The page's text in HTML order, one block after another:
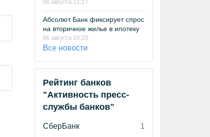
06 августа 21:27
Абсолют Банк фиксирует спрос
на вторичное жилье в ипотеку
06 августа 16:20
Все новости
Рейтинг банков
"Активность пресс-
службы банков"
СберБанк
1